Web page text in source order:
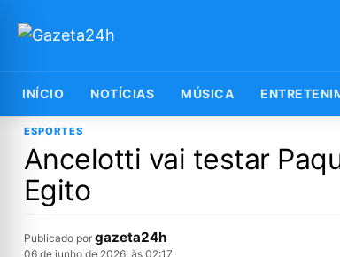
INÍCIO NOTÍCIAS MÚSICA
ESPORTES
Ancelotti vai testar
Egito
Publicado por gazeta24h
06 de junho de 2026, às 02:17